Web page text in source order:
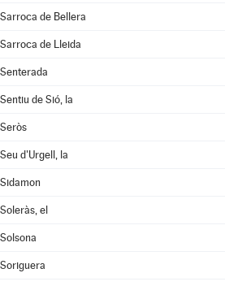
Sarroca de Bellera
Sarroca de Lleida
Senterada
Sentiu de Sió, la
Seròs
Seu d'Urgell, la
Sidamon
Soleràs, el
Solsona
Soriguera